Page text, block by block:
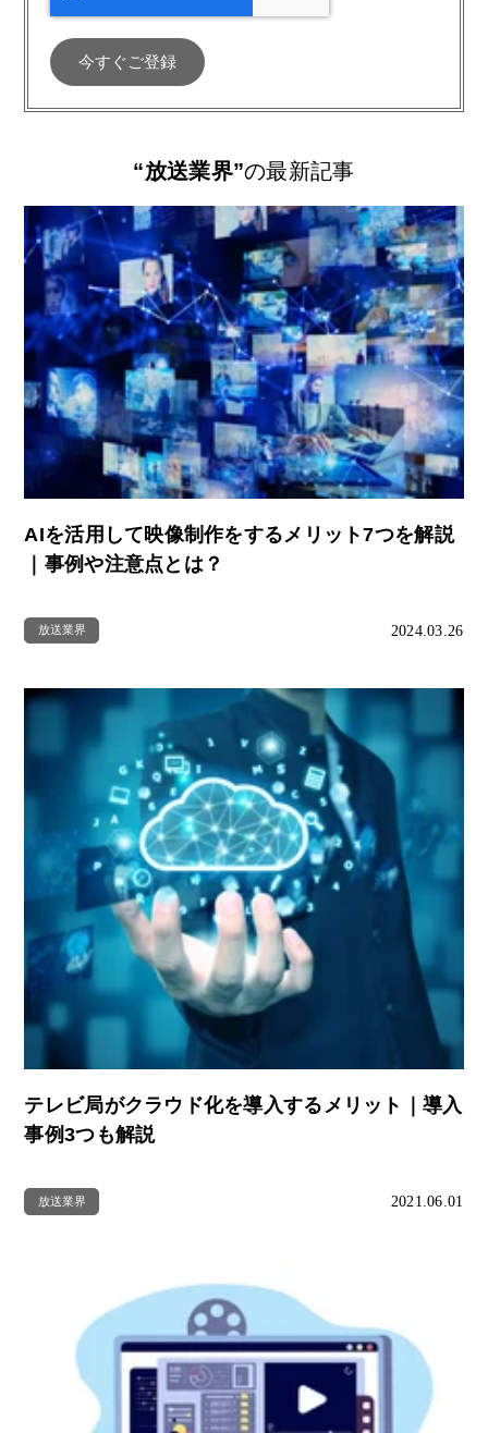
“放送業界”の最新記事
AIを活用して映像制作をするメリット7つを解説
｜事例や注意点とは？
放送業界 2024.03.26
テレビ局がクラウド化を導入するメリット｜導入
事例3つも解説
放送業界 2021.06.01